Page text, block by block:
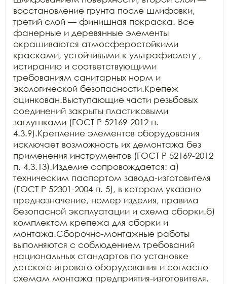
восстановление грунта после шлифовки,
третий слой — финишная покраска. Все
фанерные и деревянные элементы
окрашиваются атмосферостойкими
красками, устойчивыми к ультрафиолету ,
истиранию и соответствующими
требованиям санитарных норм и
экологической безопасности.Крепеж
оцинкован.Выступающие части резьбовых
соединений закрыты пластиковыми
заглушками (ГОСТ Р 52169-2012 п.
4.3.9).Крепление элементов оборудования
исключает возможность их демонтажа без
применения инструментов (ГОСТ Р 52169-2012
п. 4.3.13).Изделие сопровождается: а)
техническим паспортом завода-изготовителя
(ГОСТ Р 52301-2004 п. 5), в котором указано
предназначение, номер изделия, правила
безопасной эксплуатации и схема сборки.б)
комплектом крепежа для сборки и
монтажа.Сборочно-монтажные работы
выполняются с соблюдением требований
национальных стандартов по установке
детского игрового оборудования и согласно
схемам монтажа предприятия-изготовителя.